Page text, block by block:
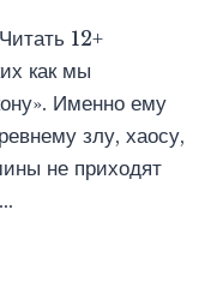
12+
как мы
Именно ему
злу, хаосу,
не приходят